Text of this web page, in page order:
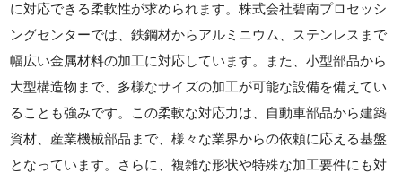
に対応できる柔軟性が求められます。株式会社碧南プロセッシ
ングセンターでは、鉄鋼材からアルミニウム、ステンレスまで
幅広い金属材料の加工に対応しています。また、小型部品から
大型構造物まで、多様なサイズの加工が可能な設備を備えてい
ることも強みです。この柔軟な対応力は、自動車部品から建築
資材、産業機械部品まで、様々な業界からの依頼に応える基盤
となっています。さらに、複雑な形状や特殊な加工要件にも対